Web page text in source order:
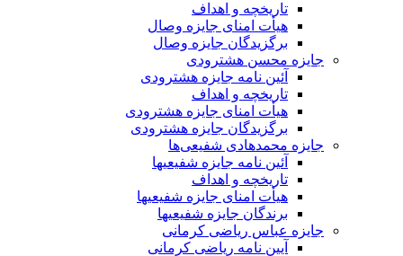
تاریخچه و اهداف
هیأت امنای جایزه وصال
برگزیدگان جایزه وصال
جایزه محسن هشترودی
آئین نامه جایزه هشترودی
تاریخچه و اهداف
هیأت امنای جایزه هشترودی
برگزیدگان جایزه هشترودی
جایزه محمدهادی شفیعی‌ها
آئین نامه جایزه شفیعیها
تاریخچه و اهداف
هیأت امنای جایزه شفیعیها
برندگان جایزه شفیعیها
جایزه عباس ریاضی کرمانی
آیین نامه ریاضی کرمانی